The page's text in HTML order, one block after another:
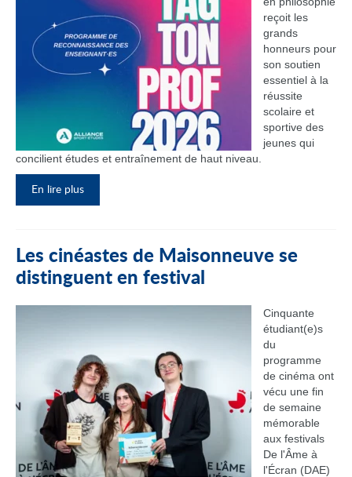
reçoit les
grands
honneurs pour
son soutien
essentiel à la
réussite
scolaire et
sportive des
jeunes qui
concilient études et entraînement de haut niveau.
En lire plus
Les cinéastes de Maisonneuve se
distinguent en festival
Cinquante
étudiant(e)s
du
programme
de cinéma ont
vécu une fin
de semaine
mémorable
aux festivals
De l'Âme à
l'Écran (DAE)